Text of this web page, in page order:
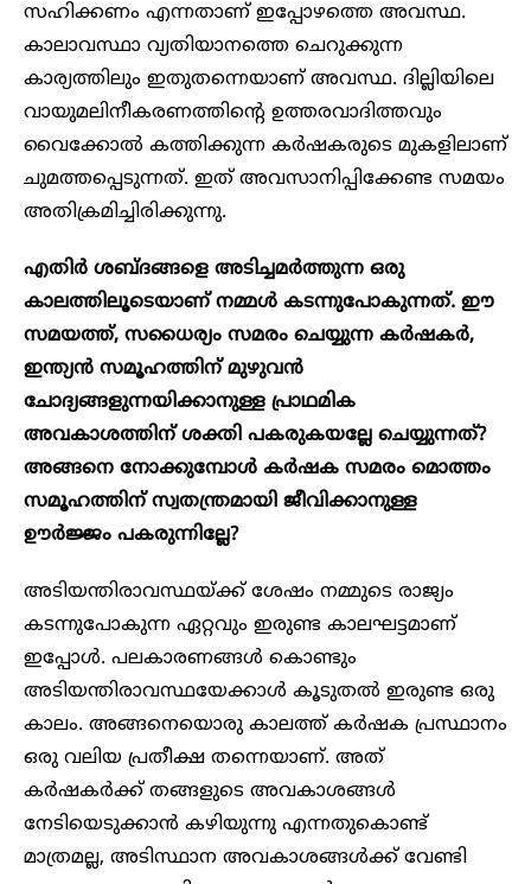
സഹിക്കണം എന്നതാണ് ഇപ്പോഴത്തെ അവസ്ഥ.
കാലാവസ്ഥാ വ്യതിയാനത്തെ ചെറുക്കുന്ന
കാര്യത്തിലും ഇതുതന്നെയാണ് അവസ്ഥ. ദില്ലിയിലെ
വായുമലിനീകരണത്തിന്റെ ഉത്തരവാദിത്തവും
വൈക്കോൽ കത്തിക്കുന്ന കർഷകരുടെ മുകളിലാണ്
ചുമത്തപ്പെടുന്നത്. ഇത് അവസാനിപ്പിക്കേണ്ട സമയം
അതിക്രമിച്ചിരിക്കുന്നു.
എതിർ ശബ്ദങ്ങളെ അടിച്ചമർത്തുന്ന ഒരു
കാലത്തിലൂടെയാണ് നമ്മൾ കടന്നുപോകുന്നത്. ഈ
സമയത്ത്, സധൈര്യം സമരം ചെയ്യുന്ന കർഷകർ,
ഇന്ത്യൻ സമൂഹത്തിന് മുഴുവൻ
ചോദ്യങ്ങളുന്നയിക്കാനുള്ള പ്രാഥമിക
അവകാശത്തിന് ശക്തി പകരുകയല്ലേ ചെയ്യുന്നത്?
അങ്ങനെ നോക്കുമ്പോൾ കർഷക സമരം മൊത്തം
സമൂഹത്തിന് സ്വതന്ത്രമായി ജീവിക്കാനുള്ള
ഊർജ്ജം പകരുന്നില്ലേ?
അടിയന്തിരാവസ്ഥയ്ക്ക് ശേഷം നമ്മുടെ രാജ്യം
കടന്നുപോകുന്ന ഏറ്റവും ഇരുണ്ട കാലഘട്ടമാണ്
ഇപ്പോൾ. പലകാരണങ്ങൾ കൊണ്ടും
അടിയന്തിരാവസ്ഥയേക്കാൾ കൂടുതൽ ഇരുണ്ട ഒരു
കാലം. അങ്ങനെയൊരു കാലത്ത് കർഷക പ്രസ്ഥാനം
ഒരു വലിയ പ്രതീക്ഷ തന്നെയാണ്. അത്
കർഷകർക്ക് തങ്ങളുടെ അവകാശങ്ങൾ
നേടിയെടുക്കാൻ കഴിയുന്നു എന്നതുകൊണ്ട്
മാത്രമല്ല, അടിസ്ഥാന അവകാശങ്ങൾക്ക് വേണ്ടി